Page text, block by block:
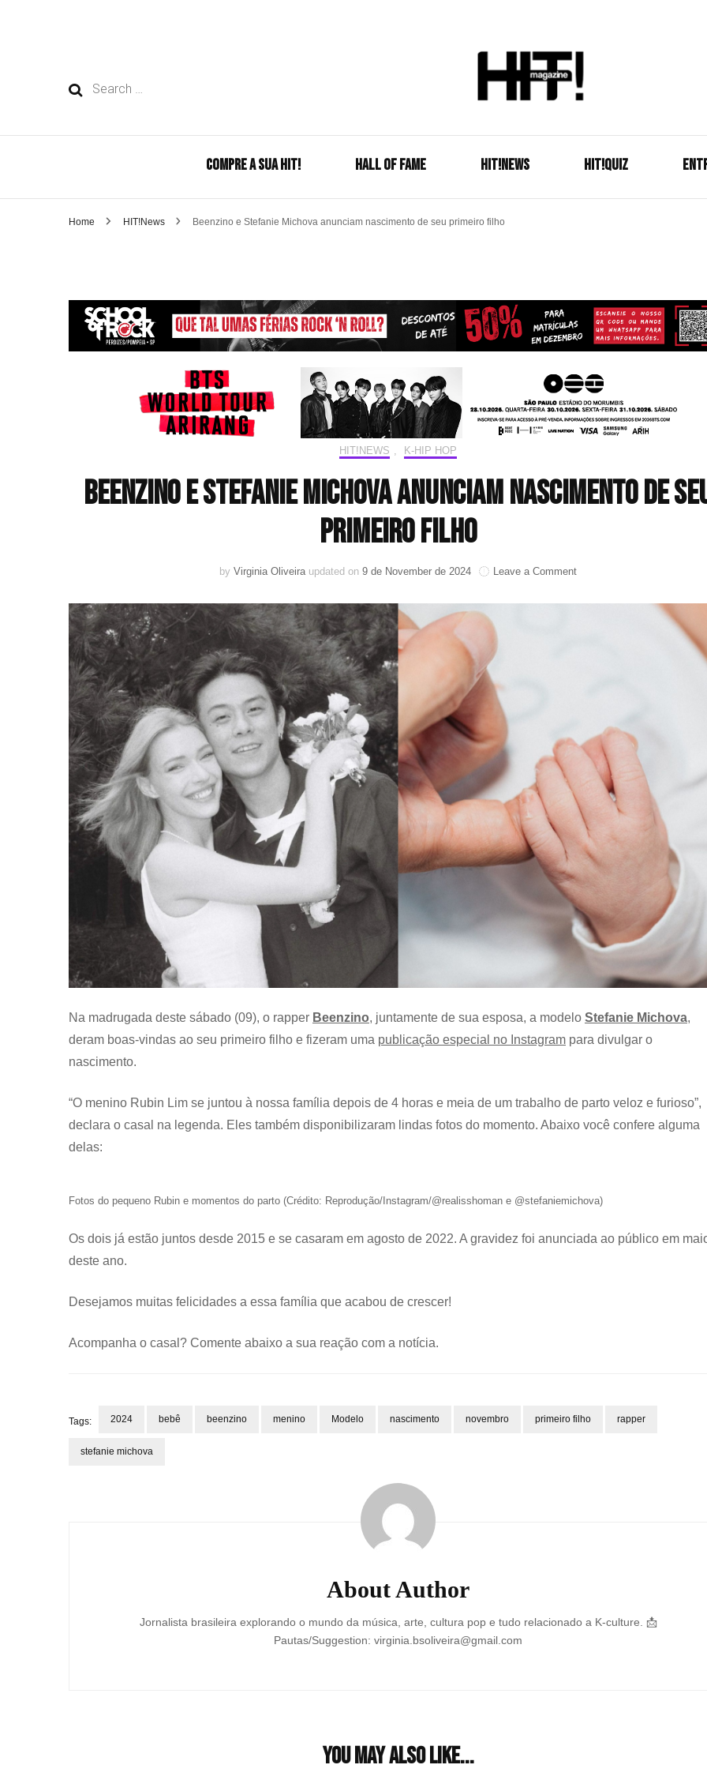
Search
COMPRE A SUA HIT! HALL OF FAME HIT!NEWS HIT!Quiz
Home HIT!News Beenzino e Stefanie Michova anunciam nascimento de seu primeiro filho
HIT!NEWS K-HIP HOP
Beenzino e Stefanie Michova anunciam nascimento de
primeiro filho
by Virginia Oliveira updated on 9 de November de 2024 Leave a Commenton
e
Na madrugada deste sábado (09), o rapper Beenzino, juntamente de sua esposa, a modelo Stefanie Michova,
deram boas-vindas ao seu primeiro filho e fizeram uma publicação especial no Instagram para divulgar o
nascimento.
“O menino Rubin Lim se juntou à nossa família depois de 4 horas e meia de um trabalho de parto veloz e furioso”,
declara o casal na legenda. Eles também disponibilizaram lindas fotos do momento. Abaixo você confere alguma
delas:
Fotos do pequeno Rubin e momentos do parto (Crédito: Reprodução/Instagram/@realisshoman e @stefaniemichova)
Os dois já estão juntos desde 2015 e se casaram em agosto de 2022. A gravidez foi anunciada ao público em
deste ano.
Desejamos muitas felicidades a essa família que acabou de crescer!
Acompanha o casal? Comente abaixo a sua reação com a notícia.
Tags: 2024 bebê beenzino menino Modelo nascimento novembro primeiro filho rapper
stefanie michova
About Author
Jornalista brasileira explorando o mundo da música, arte, cultura pop e tudo relacionado a K-culture. 📩
Pautas/Suggestion: virginia.bsoliveira@gmail.com
You may also like...